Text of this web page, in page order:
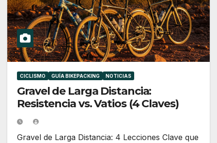
CICLISMO GUÍA BIKEPACKING NOTICIAS
Gravel de Larga Distancia:
Resistencia vs. Vatios (4 Claves)
Gravel de Larga Distancia: 4 Lecciones Clave que